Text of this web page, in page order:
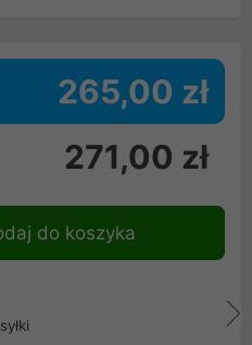
265,00 zł
271,00 zł
do koszyka